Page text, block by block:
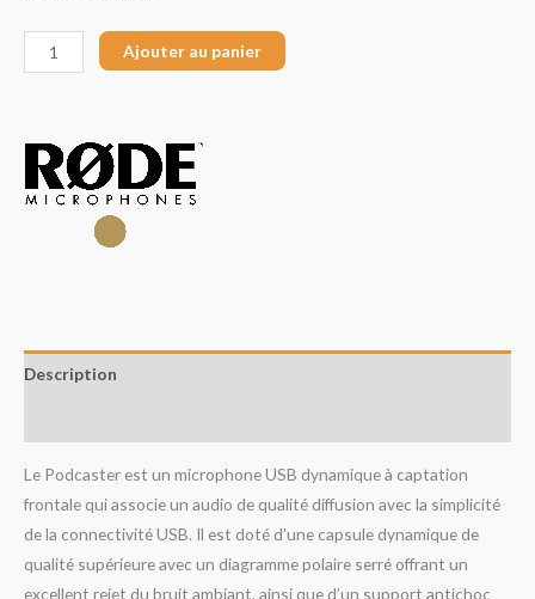
Ajouter au panier
Description
Le Podcaster est un microphone USB dynamique à captation
frontale qui associe un audio de qualité diffusion avec la simplicité
de la connectivité USB. Il est doté d’une capsule dynamique de
qualité supérieure avec un diagramme polaire serré offrant un
excellent rejet du bruit ambiant, ainsi que d’un support antichoc